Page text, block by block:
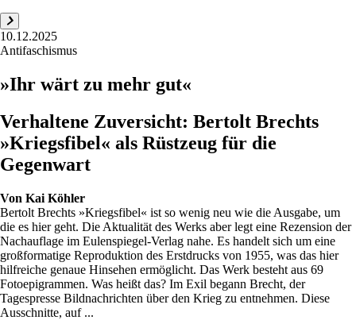
10.12.2025
Antifaschismus
»Ihr wärt zu mehr gut«
Verhaltene Zuversicht: Bertolt Brechts
»Kriegsfibel« als Rüstzeug für die
Gegenwart
Von Kai Köhler
Bertolt Brechts »Kriegsfibel« ist so wenig neu wie die Ausgabe, um
die es hier geht. Die Aktualität des Werks aber legt eine Rezension der
Nachauflage im Eulenspiegel-Verlag nahe. Es handelt sich um eine
großformatige Reproduktion des Erstdrucks von 1955, was das hier
hilfreiche genaue Hinsehen ermöglicht. Das Werk besteht aus 69
Fotoepigrammen. Was heißt das? Im Exil begann Brecht, der
Tagespresse Bildnachrichten über den Krieg zu entnehmen. Diese
Ausschnitte, auf ...